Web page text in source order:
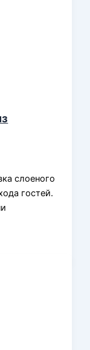
слоеного
гостей.